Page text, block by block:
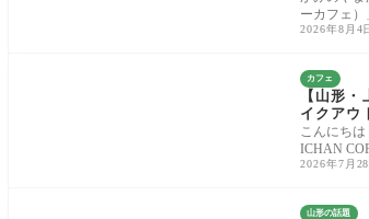
ーカフェ
2026年8月4日
カフェ
【山形
イクアウ
こんにち
ICHAN
2026年7月28
山形の話題